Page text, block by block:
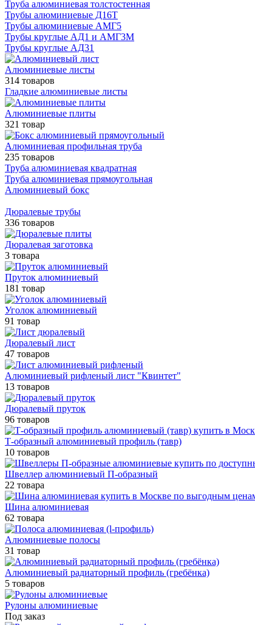
Труба алюминиевая толстостенная
Трубы алюминиевые Д16Т
Трубы алюминиевые АМГ5
Трубы круглые АД1 и АМГ3М
Трубы круглые АД31
Алюминиевые листы
314 товаров
Гладкие алюминиевые листы
Алюминиевые плиты
321 товар
Алюминиевая профильная труба
235 товаров
Труба алюминиевая квадратная
Труба алюминиевая прямоугольная
Алюминиевый бокс
Дюралевые трубы
336 товаров
Дюралевая заготовка
3 товара
Пруток алюминиевый
181 товар
Уголок алюминиевый
91 товар
Дюралевый лист
47 товаров
Алюминиевый рифленый лист "Квинтет"
13 товаров
Дюралевый пруток
96 товаров
Т-образный алюминиевый профиль (тавр)
10 товаров
Швеллер алюминиевый П-образный
22 товара
Шина алюминиевая
62 товара
Алюминиевые полосы
31 товар
Алюминиевый радиаторный профиль (гребёнка)
5 товаров
Рулоны алюминиевые
Под заказ